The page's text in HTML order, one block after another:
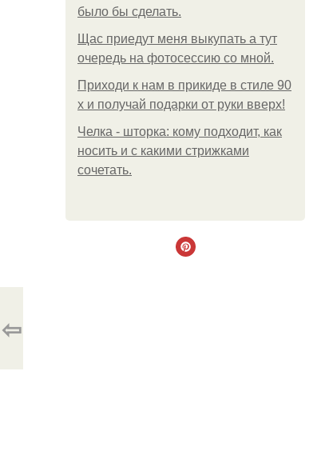
было бы сделать.
Щас приедут меня выкупать а тут
очередь на фотосессию со мной.
Приходи к нам в прикиде в стиле 90
х и получай подарки от руки вверх!
Челка - шторка: кому подходит, как
носить и с какими стрижками
сочетать.
⇦